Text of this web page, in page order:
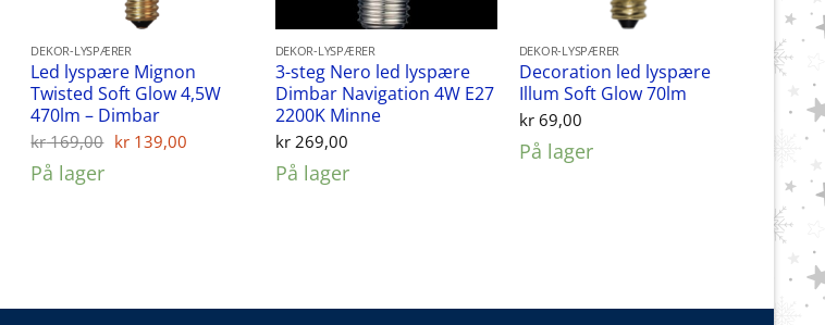
DEKOR-LYSPÆRER
Led lyspære Mignon
Twisted Soft Glow 4,5W
470lm – Dimbar
kr169,00 Opprinnelig
kr139,00Nåværende
På lager
DEKOR-LYSPÆRER
3-steg Nero led lyspære
Dimbar Navigation 4W E27
2200K Minne
kr269,00
På lager
DEKOR-LYSPÆRER
Decoration led lyspære
Illum Soft Glow 70lm
kr69,00
På lager